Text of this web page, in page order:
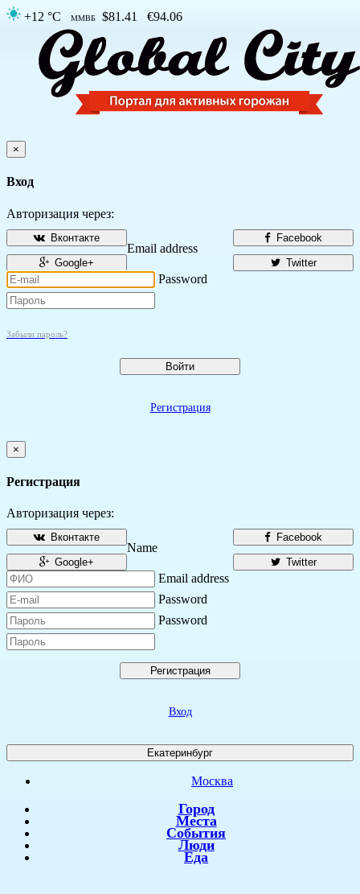
+12 °C ММВБ $81.41 €94.06
×
Вход
Авторизация через:
Facebook
Вконтакте
Twitter
Google+
Email address
Password
Забыли пароль?
Войти
Регистрация
×
Регистрация
Авторизация через:
Facebook
Вконтакте
Twitter
Google+
Name
Email address
Password
Password
Регистрация
Вход
Екатеринбург
Москва
Город
Места
События
Люди
Еда